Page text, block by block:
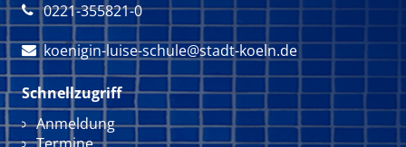
 0221-355821-0
 koenigin-luise-schule@stadt-koeln.de
Schnellzugriff
Navigation überspringen
Anmeldung